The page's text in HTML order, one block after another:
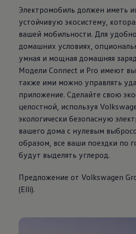
Электромобиль должен иметь
устойчивую экосистему,
вашей мобильности. Для
домашних условиях,
умная и мощная домашняя
Модели Connect и Pro имеют
также ими можно управлять
приложение. Сделайте свою
целостной, используя
экологически безопасную
вашего дома с нулевым
образом, все ваши поездки по
будут выделять углерод.
Предложение от Volkswagen
(Elli).